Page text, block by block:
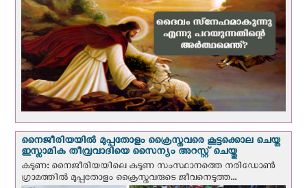
നൈജീരിയയില്‍ മുപ്പതോളം ക്രൈസ്തവരെ കൂട്ടക്കൊല ചെയ്ത
ഇസ്ലാമിക തീവ്രവാദിയെ സൈന്യം അറസ്റ്റ് ചെയ്തു
കടുണ: നൈജീരിയയിലെ കടുണ സംസ്ഥാനത്തെ നരിഡോൺ
ഗ്രാമത്തിൽ മുപ്പതോളം ക്രൈസ്തവരുടെ ജീവനെടുത്ത...